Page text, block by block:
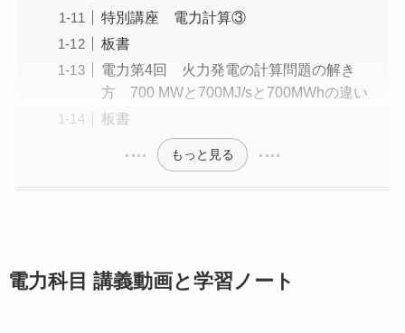
特別講座 電力計算③
板書
電力第4回 火力発電の計算問題の解き
方 700 MWと700MJ/sと700MWhの違い
板書
もっと見る
電力科目 講義動画と学習ノート